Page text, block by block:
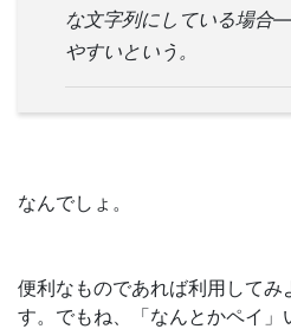
な文字列にしている場
やすいという。
なんでしょ。
便利なものであれば利用して
す。でもね、「なんとかペイ」